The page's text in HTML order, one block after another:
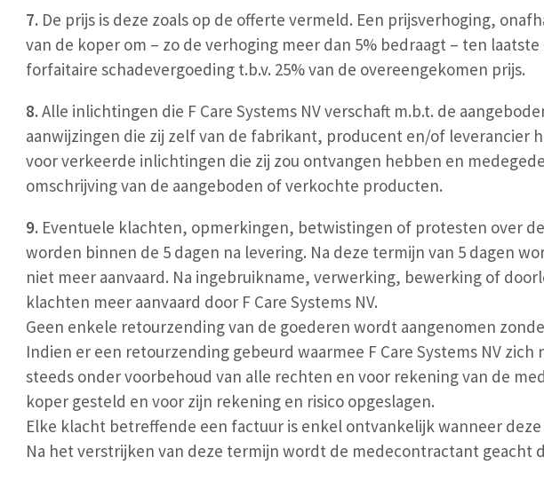
7. De prijs is deze zoals op de offerte vermeld. Een prijsverhoging,
van de koper om – zo de verhoging meer dan 5% bedraagt – ten
forfaitaire schadevergoeding t.b.v. 25% van de overeengekomen prijs.
8.Alle inlichtingen die F Care Systems NV verschaft m.b.t. de
aanwijzingen die zij zelf van de fabrikant, producent en/of leverancier
voor verkeerde inlichtingen die zij zou ontvangen hebben en
omschrijving van de aangeboden of verkochte producten.
9.Eventuele klachten, opmerkingen, betwistingen of protesten over
worden binnen de 5 dagen na levering. Na deze termijn van 5 dagen
niet meer aanvaard. Na ingebruikname, verwerking, bewerking of
klachten meer aanvaard door F Care Systems NV.
Geen enkele retourzending van de goederen wordt aangenomen
Indien er een retourzending gebeurd waarmee F Care Systems NV
steeds onder voorbehoud van alle rechten en voor rekening van de
koper gesteld en voor zijn rekening en risico opgeslagen.
Elke klacht betreffende een factuur is enkel ontvankelijk wanneer
Na het verstrijken van deze termijn wordt de medecontractant geacht